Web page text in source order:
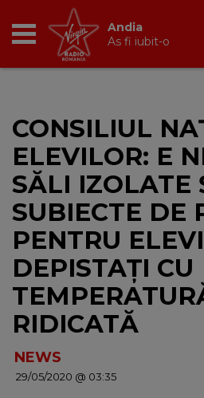
BREAKFAST
TIC TALK
CÂȘTIGĂ
HOT 30
DANCEFLOOR CHART
NEWS
Non Stop Virgin
cu Virgin Radio
24/24
CONSILIUL
ELEVILOR: E
SĂLI IZOLATE
SUBIECTE DE
PENTRU
DEPISTAȚI CU
RIDICATĂ
NEWS
29/05/2020 @ 03:35